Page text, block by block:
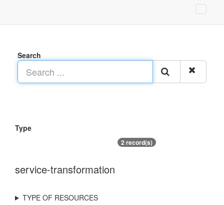
Search
Type
service-transformation
2 record(s)
TYPE OF RESOURCES